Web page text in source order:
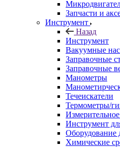
Запчасти и
Инструмент
Назад
Инструмент
Вакуумные
Заправочные
Заправочные
Манометры
Течеискатели
Термометры/
Инструмент
Оборудование
Химические